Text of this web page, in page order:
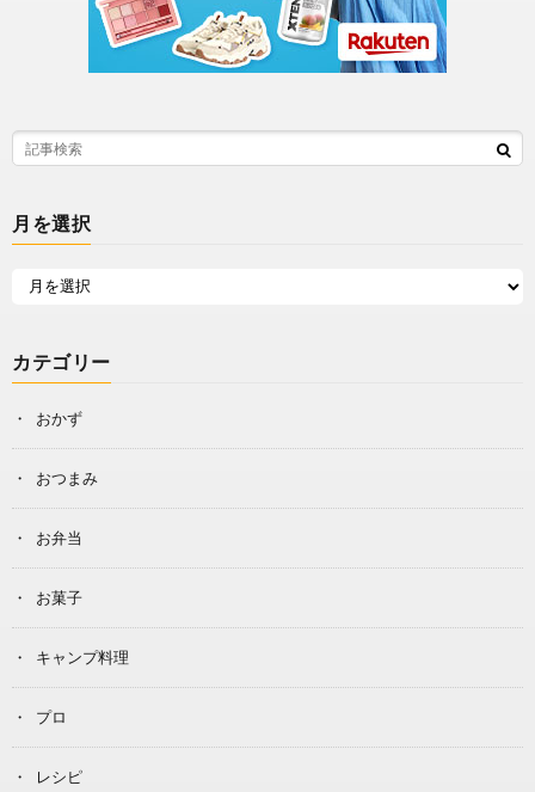
月を選択
カテゴリー
おかず
おつまみ
お弁当
お菓子
キャンプ料理
プロ
レシピ